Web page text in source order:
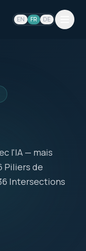
EN FR DE
l'IA — mais
Piliers de
Intersections